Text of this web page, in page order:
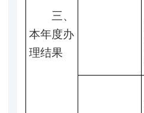
三、
本年度办
理结果